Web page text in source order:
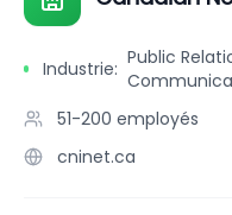
Industrie: Public
51-200 employés
cninet.ca